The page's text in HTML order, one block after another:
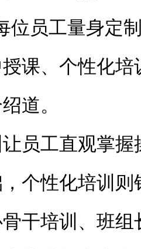
位员工量身定
课、个性化培
道。
员工直观掌
个性化培训
干培训、班